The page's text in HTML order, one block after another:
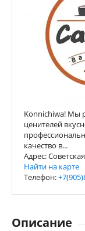
Konnichiwa! Мы
ценителей
качество в...
Адрес:
Найти на карте
Телефон:
Описание